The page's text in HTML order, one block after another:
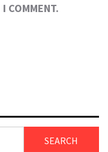
COMMENT.
SEARCH